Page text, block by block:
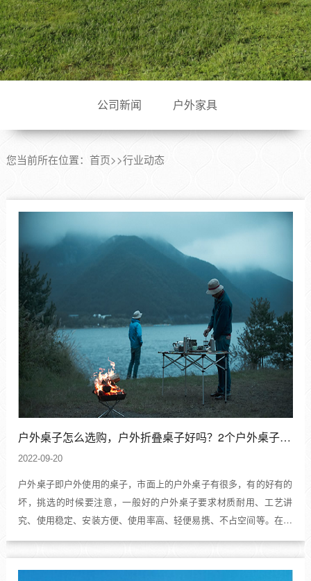
公司新闻 户外家具
您当前所在位置： 首页>>行业动态
户外桌子怎么选购，户外折叠桌子好吗？2个户外桌子选购技巧
2022-09-20
户外桌子即户外使用的桌子，市面上的户外桌子有很多，有的好有的
坏，挑选的时候要注意，一般好的户外桌子要求材质耐用、工艺讲
究、使用稳定、安装方便、使用率高、轻便易携、不占空间等。在购
买户外桌子的时候，并不是一定要买折叠式的，不过如果经常要带到
户外去的话，还是折叠式户外桌子更好一些。下面一起来了解一下什
么样的户外桌子好用吧。...